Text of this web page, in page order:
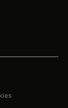
a new tab